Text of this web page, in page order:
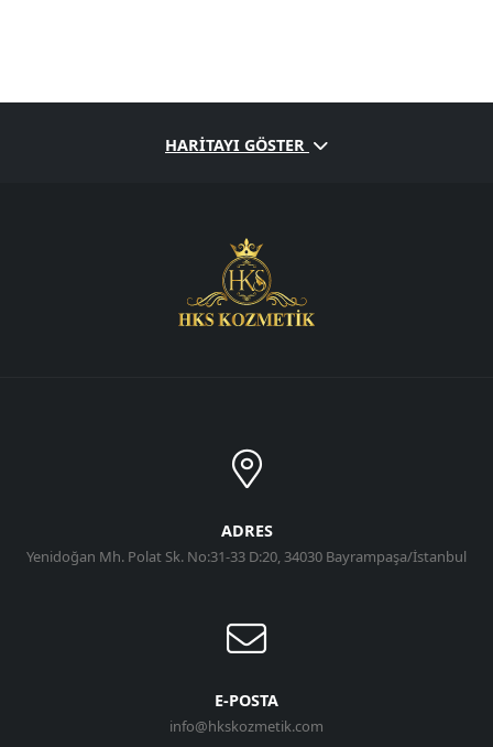
HARITAYI GÖSTER
ADRES
Yenidoğan Mh. Polat Sk. No:31-33 D:20, 34030 Bayrampaşa/İstanbul
E-POSTA
info@hkskozmetik.com